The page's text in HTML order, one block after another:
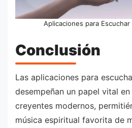
Aplicaciones para
Conclusión
Las aplicaciones para
desempeñan un papel vital
creyentes modernos,
música espiritual favorita de